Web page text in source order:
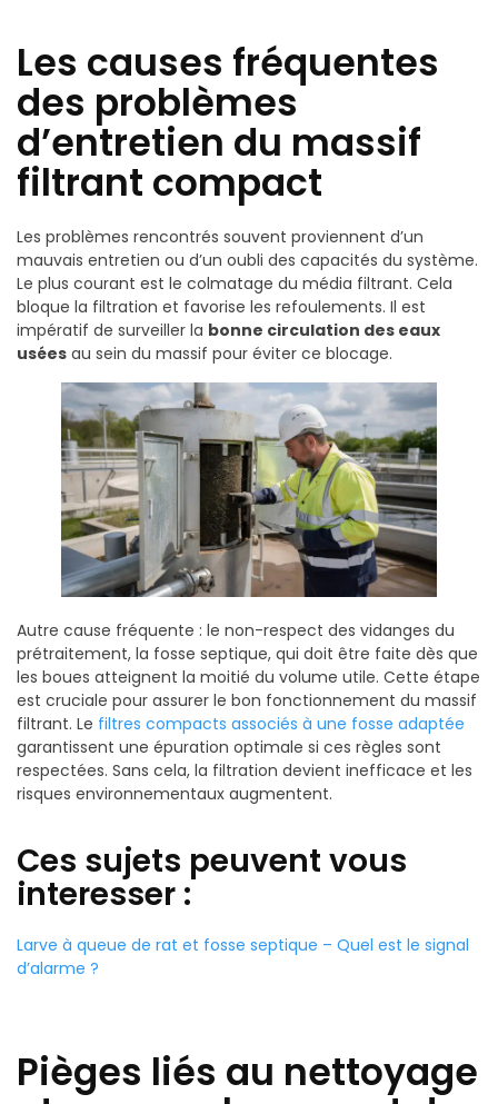
Les causes fréquentes
des problèmes
d’entretien du massif
filtrant compact
Les problèmes rencontrés souvent proviennent d’un
mauvais entretien ou d’un oubli des capacités du système.
Le plus courant est le colmatage du média filtrant. Cela
bloque la filtration et favorise les refoulements. Il est
impératif de surveiller la bonne circulation des eaux
usées au sein du massif pour éviter ce blocage.
Autre cause fréquente : le non-respect des vidanges du
prétraitement, la fosse septique, qui doit être faite dès que
les boues atteignent la moitié du volume utile. Cette étape
est cruciale pour assurer le bon fonctionnement du massif
filtrant. Le filtres compacts associés à une fosse adaptée
garantissent une épuration optimale si ces règles sont
respectées. Sans cela, la filtration devient inefficace et les
risques environnementaux augmentent.
Ces sujets peuvent vous
interesser :
Larve à queue de rat et fosse septique – Quel est le signal
d’alarme ?
Pièges liés au nettoyage